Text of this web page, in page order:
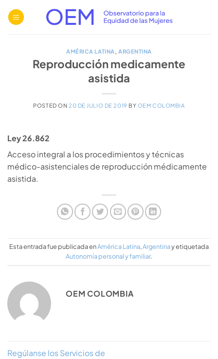
AMÉRICA LATINA, ARGENTINA
Reproducción medicamente
asistida
POSTED ON 20 DE JULIO DE 2019 BY OEM COLOMBIA
Ley 26.862
Acceso integral a los procedimientos y técnicas
médico-asistenciales de reproducción médicamente
asistida.
Esta entrada fue publicada enAmérica Latina,Argentinay etiquetada
Autonomía personal y familiar.
OEM COLOMBIA
Regúlanse los Servicios de